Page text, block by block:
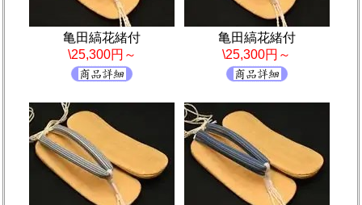
亀田縞花緒付
\25,300円～
亀田縞花緒付
\25,300円～